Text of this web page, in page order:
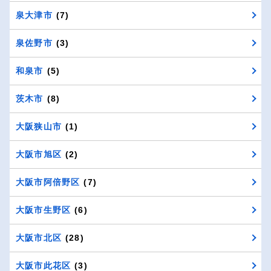
泉大津市 (7)
泉佐野市 (3)
和泉市 (5)
茨木市 (8)
大阪狭山市 (1)
大阪市旭区 (2)
大阪市阿倍野区 (7)
大阪市生野区 (6)
大阪市北区 (28)
大阪市此花区 (3)